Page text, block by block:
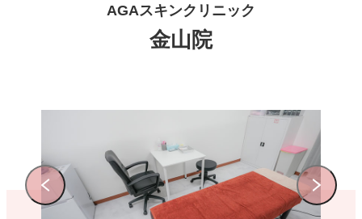
AGAスキンクリニック
金山院